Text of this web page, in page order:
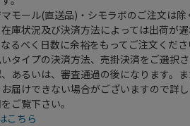
モール(直送品)・シモラボのご注文は除
庫状況及び決済方法によっては出荷が
るべく日数に余裕をもってご注文くださ
タイプの決済方法、売掛決済をご選択
あるいは、審査通過の後になります。
届けできない場合がございますので詳
ご覧下さい。
こちら